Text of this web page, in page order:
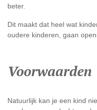
beter.
Dit maakt dat heel wat
oudere kinderen, gaan
Voorwaarden
Natuurlijk kan je een kind